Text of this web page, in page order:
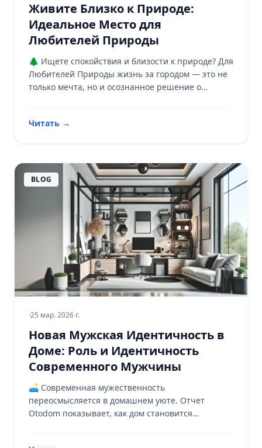
Живите Близко к Природе:
Идеальное Место для
Любителей Природы
🌲 Ищете спокойствия и близости к природе? Для
Любителей Природы жизнь за городом — это не
только мечта, но и осознанное решение о
Читать →
BLOG
·25 мар. 2026 г.
Новая Мужская Идентичность в
Доме: Роль и Идентичность
Современного Мужчины
🛋️ Современная мужественность
переосмысляется в домашнем уюте. Отчет
Otodom показывает, как дом становится